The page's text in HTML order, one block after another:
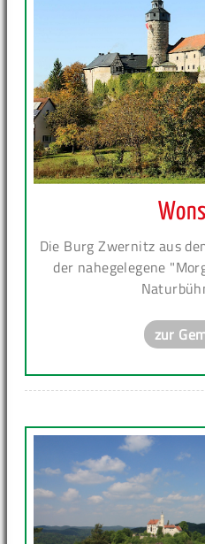
Die Burg Zwernitz aus
der nahegelegene
zur